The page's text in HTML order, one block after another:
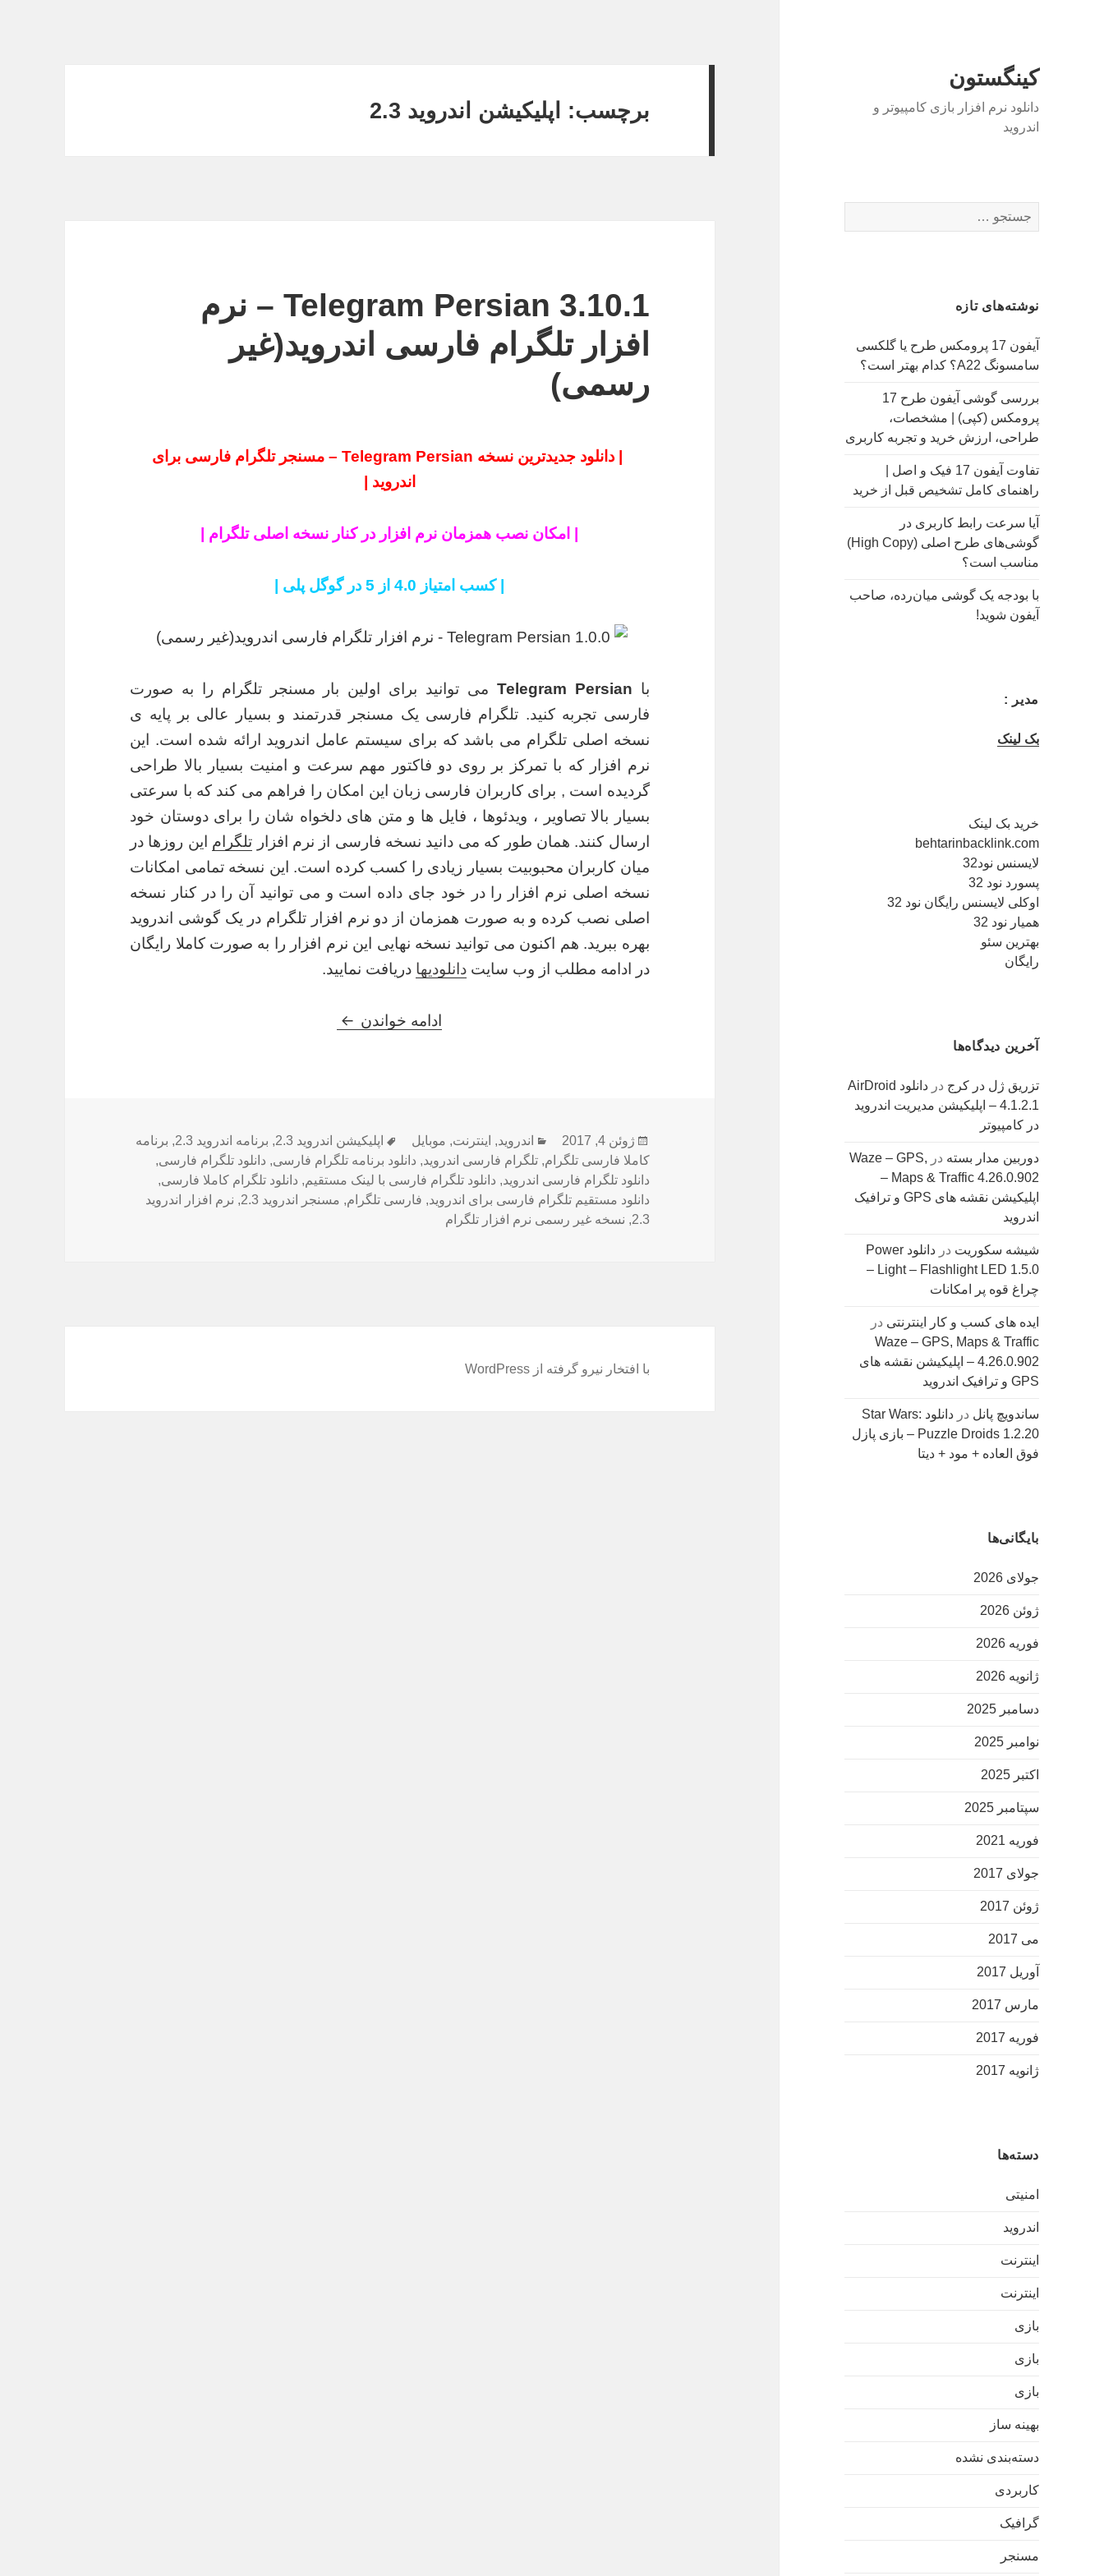
کینگستون
دانلود نرم افزار بازی کامپیوتر و
اندروید
برای:
نوشته‌های تازه
آیفون 17 پرومکس طرح یا گلکسی
سامسونگ A22؟ کدام بهتر است؟
بررسی گوشی آیفون طرح 17
پرومکس (کپی) | مشخصات،
طراحی، ارزش خرید و تجربه کاربری
تفاوت آیفون 17 فیک و اصل |
راهنمای کامل تشخیص قبل از خرید
آیا سرعت رابط کاربری در
گوشی‌های طرح اصلی (High Copy)
مناسب است؟
با بودجه یک گوشی میان‌رده، صاحب
آیفون شوید!
مدیر :
بک لینک
خرید بک لینک
behtarinbacklink.com
لایسنس نود32
پسورد نود 32
اوکلی لایسنس رایگان نود 32
همیار نود 32
بهترین سئو
رایگان
آخرین دیدگاه‌ها
تزریق ژل در کرج در
دانلود AirDroid
4.1.2.1 – اپلیکیشن مدیریت اندروید
در کامپیوتر
دوربین مدار بسته در Waze – GPS,
Maps & Traffic 4.26.0.902 –
اپلیکیشن نقشه های GPS و ترافیک
اندروید
شیشه سکوریت در
دانلود Power
Light – Flashlight LED 1.5.0 –
چراغ قوه پر امکانات
ایده های کسب و کار اینترنتی در
Waze – GPS, Maps & Traffic
4.26.0.902 – اپلیکیشن نقشه های
GPS و ترافیک اندروید
ساندویچ پانل در
دانلود Star Wars:
Puzzle Droids 1.2.20 – بازی پازل
فوق العاده + مود + دیتا
بایگانی‌ها
جولای 2026
ژوئن 2026
فوریه 2026
ژانویه 2026
دسامبر 2025
نوامبر 2025
اکتبر 2025
سپتامبر 2025
فوریه 2021
جولای 2017
ژوئن 2017
می 2017
آوریل 2017
مارس 2017
فوریه 2017
ژانویه 2017
دسته‌ها
امنیتی
اندروید
اینترنت
اینترنت
بازی
بازی
بازی
بهینه ساز
دسته‌بندی نشده
کاربردی
گرافیک
مسنجر
برچسب: اپلیکیشن اندروید 2.3
Telegram Persian 3.10.1 – نرم
افزار تلگرام فارسی اندروید(غیر
رسمی)
| دانلود جدیدترین نسخه Telegram Persian – مسنجر تلگرام فارسی برای
اندروید |
| امکان نصب همزمان نرم افزار در کنار نسخه اصلی تلگرام |
| کسب امتیاز 4.0 از 5 در گوگل پلی |
با Telegram Persian می توانید برای اولین بار مسنجر تلگرام را به صورت
فارسی تجربه کنید. تلگرام فارسی یک مسنجر قدرتمند و بسیار عالی بر پایه ی
نسخه اصلی تلگرام می باشد که برای سیستم عامل اندروید ارائه شده است. این
نرم افزار که با تمرکز بر روی دو فاکتور مهم سرعت و امنیت بسیار بالا طراحی
گردیده است , برای کاربران فارسی زبان این امکان را فراهم می کند که با سرعتی
بسیار بالا تصاویر ، ویدئوها ، فایل ها و متن های دلخواه شان را برای دوستان خود
ارسال کنند. همان طور که می دانید نسخه فارسی از نرم افزار تلگرام این روزها در
میان کاربران محبوبیت بسیار زیادی را کسب کرده است. این نسخه تمامی امکانات
نسخه اصلی نرم افزار را در خود جای داده است و می توانید آن را در کنار نسخه
اصلی نصب کرده و به صورت همزمان از دو نرم افزار تلگرام در یک گوشی اندروید
بهره ببرید. هم اکنون می توانید نسخه نهایی این نرم افزار را به صورت کاملا رایگان
در ادامه مطلب از وب سایتدانلودیها دریافت نمایید.
ادامه خواندن Telegram Persian 3.10.1 – نرم افزار تلگرام فارسی اندروید(غیر رسمی)
ارسال
شده
در
ژوئن 4, 2017 دسته‌ها
اندروید, اینترنت, موبایل برچسب‌ها
اپلیکیشن اندروید 2.3 , برنامه اندروید 2.3 , برنامه
کاملا فارسی تلگرام,تلگرام فارسی اندروید, دانلود برنامه تلگرام فارسی, دانلود تلگرام فارسی,
دانلود تلگرام فارسی اندروید, دانلود تلگرام فارسی با لینک مستقیم, دانلود تلگرام کاملا فارسی,
دانلود مستقیم تلگرام فارسی برای اندروید, فارسی تلگرام, مسنجر اندروید 2.3 , نرم افزار اندروید
2.3
, نسخه غیر رسمی نرم افزار تلگرام
با افتخار نیرو گرفته از WordPress